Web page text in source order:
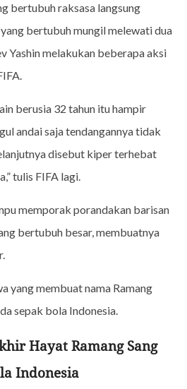
bertubuh raksasa langsung
bertubuh mungil melewati dua
Yashin melakukan beberapa aksi
berusia 32 tahun itu hampir
andai saja tendangannya tidak
disebut kiper terhebat
tulis FIFA lagi.
memporak porandakan barisan
bertubuh besar, membuatnya
yang membuat nama Ramang
sepak bola Indonesia.
Hayat Ramang Sang
Indonesia